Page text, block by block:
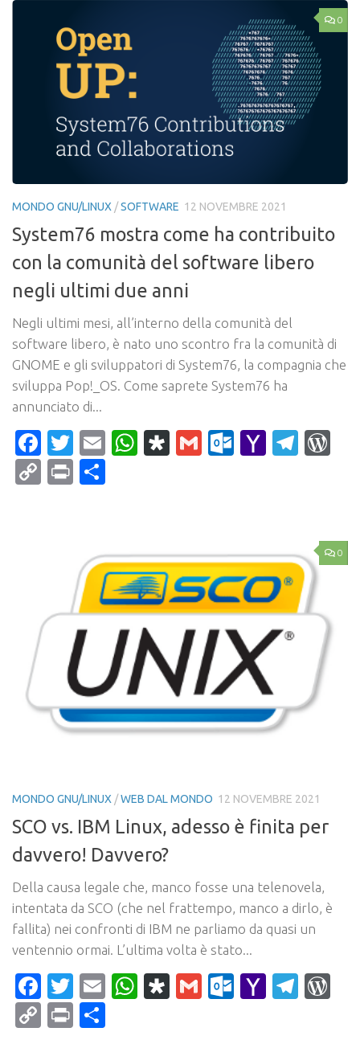
0
MONDO GNU/LINUX /SOFTWARE 12 NOVEMBRE 2021
System76 mostra come ha contribuito
con la comunità del software libero
negli ultimi due anni
Negli ultimi mesi, all’interno della comunità del
software libero, è nato uno scontro fra la comunità di
GNOME e gli sviluppatori di System76, la compagnia che
sviluppa Pop!_OS. Come saprete System76 ha
annunciato di...
Facebook
Twitter
EmailWhatsApp
Diaspora
Gmail Yahoo
CopyPrint
0
MONDO GNU/LINUX /WEB DAL MONDO 12 NOVEMBRE 2021
SCO vs. IBM Linux, adesso è finita per
davvero! Davvero?
Della causa legale che, manco fosse una telenovela,
intentata da SCO (che nel frattempo, manco a dirlo, è
fallita) nei confronti di IBM ne parliamo da quasi un
ventennio ormai. L’ultima volta è stato...
Facebook
Twitter
EmailWhatsApp
Diaspora
Gmail Yahoo
CopyPrint